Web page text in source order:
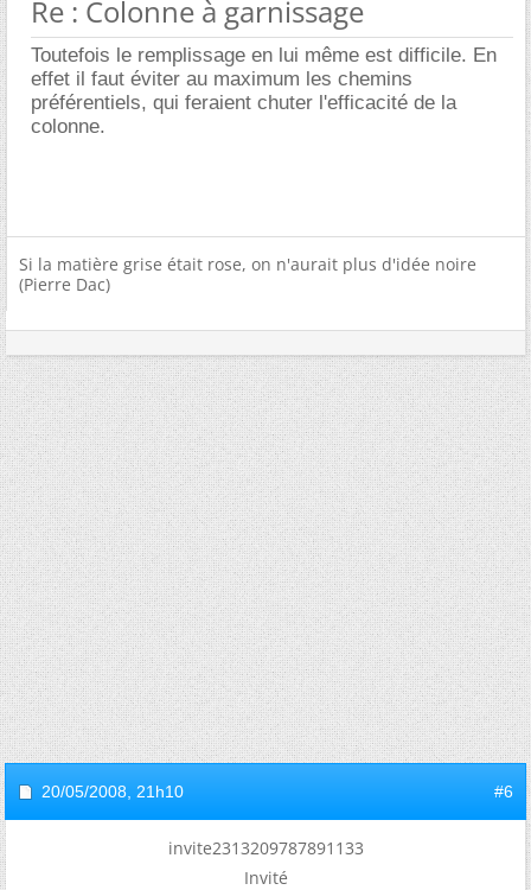
Re : Colonne à garnissage
Toutefois le remplissage en lui même est difficile. En
effet il faut éviter au maximum les chemins
préférentiels, qui feraient chuter l'efficacité de la
colonne.
Si la matière grise était rose, on n'aurait plus d'idée noire
(Pierre Dac)
20/05/2008, 21h10 #6
invite2313209787891133
Invité